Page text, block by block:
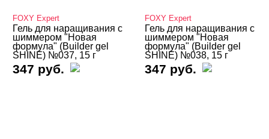
Жидкие гели и полигели
Акригель (полигель)
Биогель
FOXY Expert
Гель для наращивания с
шиммером "Новая
формула" (Builder gel
SHINE) №037, 15 г
347 руб.
FOXY Expert
Гель для наращивания с
шиммером "Новая
формула" (Builder gel
SHINE) №038, 15 г
347 руб.